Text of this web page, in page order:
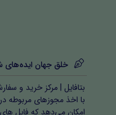
خلق جهان ایده‌های
بتافایل | مرکز خرید و
امکان می‌دهد که فایل های